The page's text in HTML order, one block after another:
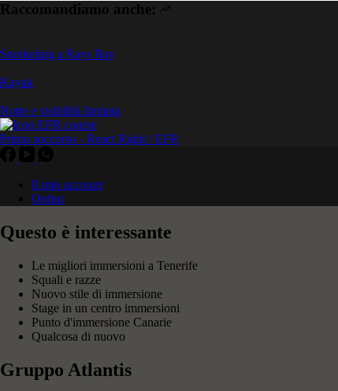
Raccomandiamo anche:
Snorkeling a Rays Bay
Kayak
Notte e visibilità limitata
Primo soccorso - React Right / EFR
Il mio account
Ordini
Questo è interessante
Le migliori immersioni a Tenerife
Squali e razze
Nuovo stile di immersione
Stage in un centro immersioni
Punto d'immersione Canarie
Qualcosa di nuovo
Gruppo Atlantis